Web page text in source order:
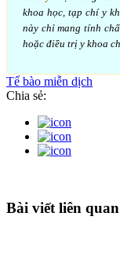
khoa học, tạp chí y
này chỉ mang tính
hoặc điều trị y khoa
Tế bào miễn dịch
Chia sẻ:
Bài viết liên quan